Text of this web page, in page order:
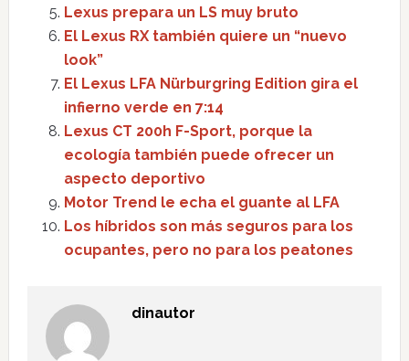
Lexus prepara un LS muy bruto
El Lexus RX también quiere un “nuevo
look”
El Lexus LFA Nürburgring Edition gira el
infierno verde en 7:14
Lexus CT 200h F-Sport, porque la
ecología también puede ofrecer un
aspecto deportivo
Motor Trend le echa el guante al LFA
Los híbridos son más seguros para los
ocupantes, pero no para los peatones
dinautor